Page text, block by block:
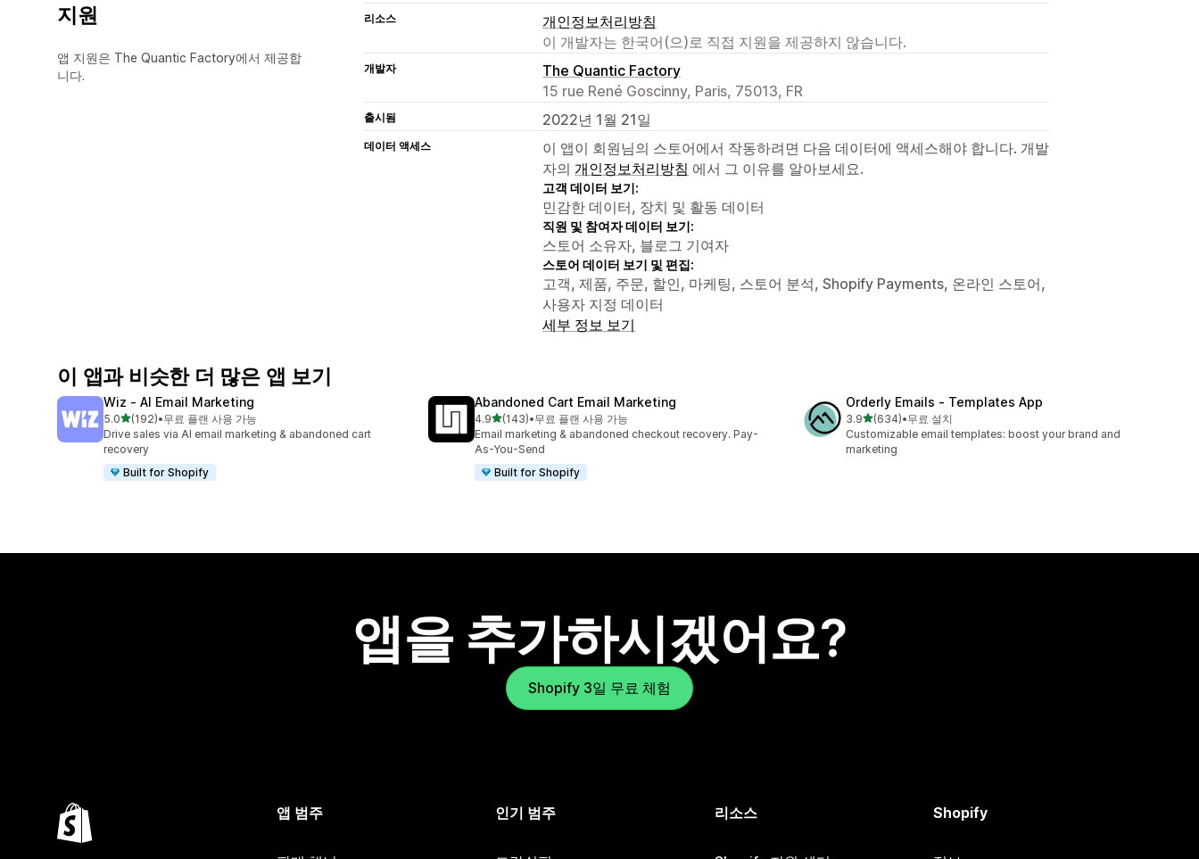
지원
앱 지원은 The Quantic Factory에서 제공합
니다.
리소스
개인정보처리방침
이 개발자는 한국어(으)로 직접 지원을 제공하지 않습니다.
개발자
The Quantic Factory
15 rue René Goscinny, Paris, 75013, FR
출시됨 2022년 1월 21일
데이터 액세스
이 앱이 회원님의 스토어에서 작동하려면 다음 데이터에 액세스해야 합니다. 개발
자의 개인정보처리방침 에서 그 이유를 알아보세요.
고객 데이터 보기:
민감한 데이터, 장치 및 활동 데이터
직원 및 참여자 데이터 보기:
스토어 소유자, 블로그 기여자
스토어 데이터 보기 및 편집:
고객, 제품, 주문, 할인, 마케팅, 스토어 분석, Shopify Payments, 온라인 스토어,
사용자 지정 데이터
세부 정보 보기
이 앱과 비슷한 더 많은 앱 보기
Wiz ‑ AI Email Marketing
5.0별 5개 중
(192)
총 리뷰 192개
•무료 플랜 사용 가능
Drive sales via AI email marketing & abandoned cart
recovery
Built for Shopify
Abandoned Cart Email Marketing
4.9별 5개 중
(143)
총 리뷰 143개
•무료 플랜 사용 가능
Email marketing & abandoned checkout recovery. Pay-
As-You-Send
Built for Shopify
Orderly Emails ‑ Templates App
3.9별 5개 중
(634)
총 리뷰 634개
•무료 설치
Customizable email templates: boost your brand and
marketing
앱을 추가하시겠어요?
Shopify 3일 무료 체험
앱 범주 인기 범주 리소스 Shopify